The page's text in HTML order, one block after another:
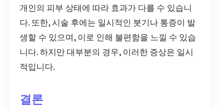
개인의 피부 상태에 따라 효과가 다를 수 있습니
다. 또한, 시술 후에는 일시적인 붓기나 통증이 발
생할 수 있으며, 이로 인해 불편함을 느낄 수 있습
니다. 하지만 대부분의 경우, 이러한 증상은 일시
적입니다.
결론